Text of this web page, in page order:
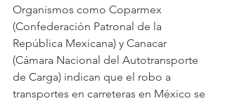
Organismos como Coparmex
(Confederación Patronal de la
República Mexicana) y Canacar
(Cámara Nacional del Autotransporte
de Carga) indican que el robo a
transportes en carreteras en México se